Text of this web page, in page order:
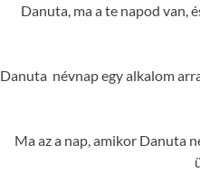
Danuta, ma a te napod van,
Danuta névnap egy alkalom
Ma az a nap, amikor Danuta